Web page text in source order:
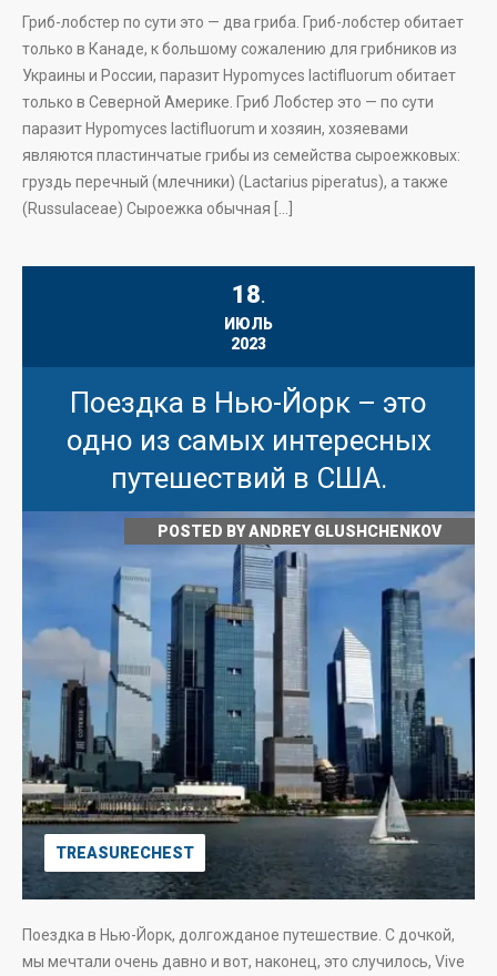
Гриб-лобстер по сути это — два гриба. Гриб-лобстер обитает
только в Канаде, к большому сожалению для грибников из
Украины и России, паразит Hypomyces lactifluorum обитает
только в Северной Америке. Гриб Лобстер это — по сути
паразит Hypomyces lactifluorum и хозяин, хозяевами
являются пластинчатые грибы из семейства сыроежковых:
груздь перечный (млечники) (Lactarius piperatus), а также
(Russulaceae) Сыроежка обычная […]
18.
ИЮЛЬ
2023
Поездка в Нью-Йорк – это
одно из самых интересных
путешествий в США.
POSTED BYANDREY GLUSHCHENKOV
TREASURECHEST
Поездка в Нью-Йорк, долгожданое путешествие. С дочкой,
мы мечтали очень давно и вот, наконец, это случилось, Vive